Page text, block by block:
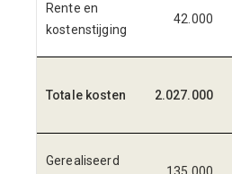
Rente en
kostenstijging
42.000
Totale kosten 2.027.000
Gerealiseerd